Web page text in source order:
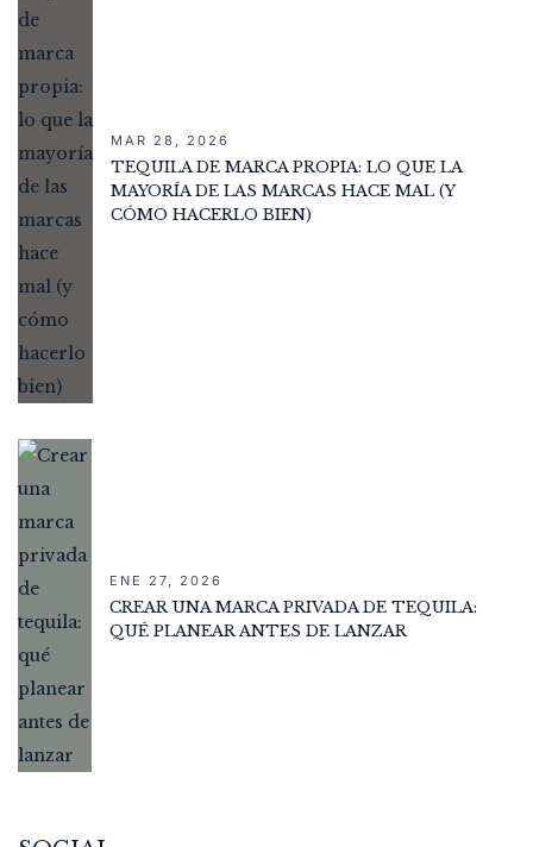
MAR 28, 2026
TEQUILA DE MARCA PROPIA: LO QUE LA
MAYORÍA DE LAS MARCAS HACE MAL (Y
CÓMO HACERLO BIEN)
ENE 27, 2026
CREAR UNA MARCA PRIVADA DE TEQUILA:
QUÉ PLANEAR ANTES DE LANZAR